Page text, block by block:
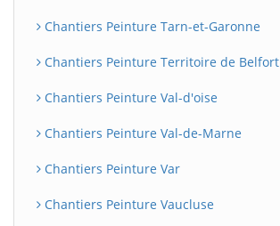
Chantiers Peinture Tarn-et-Garonne
Chantiers Peinture Territoire de Belfort
Chantiers Peinture Val-d'oise
Chantiers Peinture Val-de-Marne
Chantiers Peinture Var
Chantiers Peinture Vaucluse